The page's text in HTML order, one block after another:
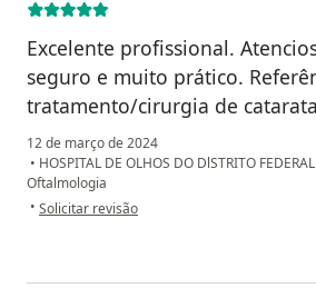
Excelente profissional.
seguro e muito prático.
tratamento/cirurgia de catarata
12 de março de 2024
• HOSPITAL DE OLHOS DO DlSTRITO
Oftalmologia
• na opinião do utilizador Michelle Techuk
Solicitar revisão